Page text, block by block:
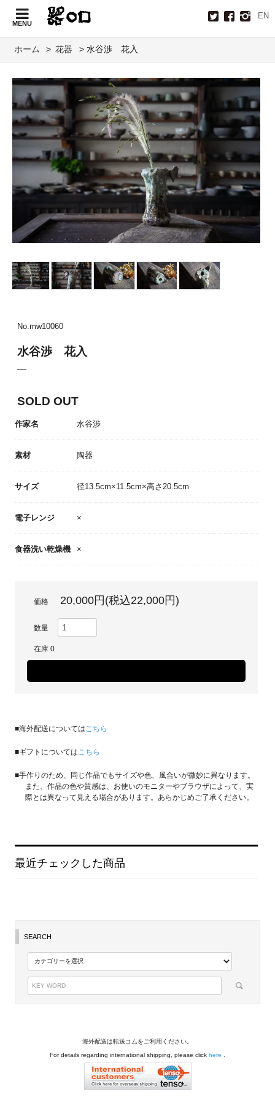
MENU
EN
ホーム > 花器 > 水谷渉 花入
No.mw10060
水谷渉 花入
SOLD OUT
作家名 水谷渉
素材 陶器
サイズ 径13.5cm×11.5cm×高さ20.5cm
電子レンジ ×
食器洗い乾燥機 ×
価格 20,000円(税込22,000円)
数量
在庫 0
■海外配送についてはこちら
■ギフトについてはこちら
■手作りのため、同じ作品でもサイズや色、風合いが微妙に異なります。
また、作品の色や質感は、お使いのモニターやブラウザによって、実
際とは異なって見える場合があります。あらかじめご了承ください。
最近チェックした商品
SEARCH
海外配送は転送コムをご利用ください。
For details regarding international shipping, please click here .